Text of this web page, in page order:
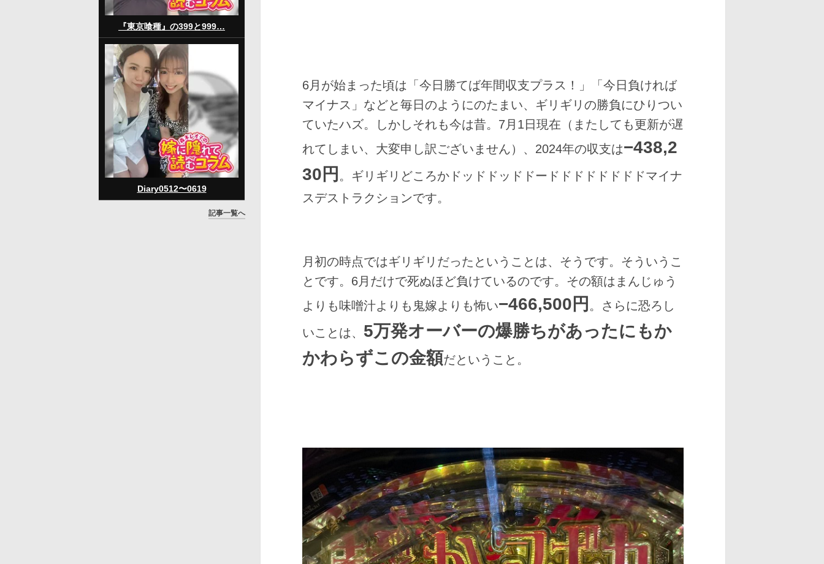
『東京喰種』の399と999…
Diary0512〜0619
記事一覧へ
6月が始まった頃は「今日勝てば年間収支プラス！」「今日負ければ
マイナス」などと毎日のようにのたまい、ギリギリの勝負にひりつい
ていたハズ。しかしそれも今は昔。7月1日現在（またしても更新が遅
れてしまい、大変申し訳ございません）、2024年の収支は−438,2
30円 。ギリギリどころかドッドドッドドードドドドドドドドマイナ
スデストラクションです。
月初の時点ではギリギリだったということは、そうです。そういうこ
とです。6月だけで死ぬほど負けているのです。その額はまんじゅう
よりも味噌汁よりも鬼嫁よりも怖い−466,500円 。さらに恐ろし
いことは、 5万発オーバーの爆勝ちがあったにもか
かわらずこの金額だということ。